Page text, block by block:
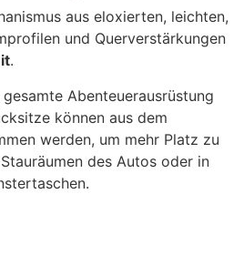
aus eloxierten, leichten,
und Querverstärkungen
.
Abenteuerausrüstung
können aus dem
werden, um mehr Platz zu
des Autos oder in